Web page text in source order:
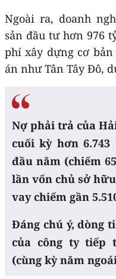
Ngoài ra, doanh
sản đầu tư hơn 976
phí xây dựng cơ
án như Tân Tây Đô,
Nợ phải trả của
cuối kỳ hơn
đầu năm (chiếm
lần vốn chủ sở
vay chiếm gần
Đáng chú ý, dòng
của công ty tiếp
(cùng kỳ năm